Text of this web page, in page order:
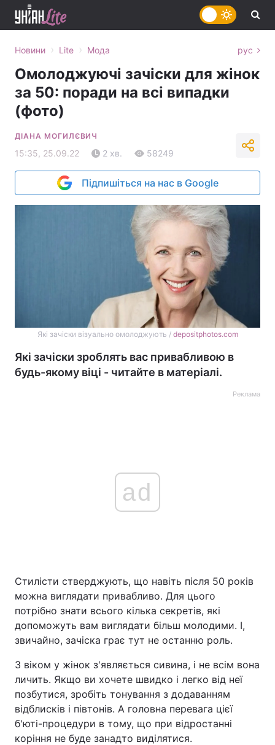
Головна Війна
Україна Політика
Спорт Наука
Техно і зв'язок Лайт
Зброя Інциденти
Новини › Lite › Мода рус
Омолоджуючі зачіски для жінок
за 50: поради на всі випадки
(фото)
ДІАНА МОГИЛЄВИЧ
15:35, 25.09.22 2 хв. 58249
Підпишіться на нас в Google
Які зачіски візуально омолоджують / depositphotos.com
Які зачіски зроблять вас привабливою в
будь-якому віці - читайте в матеріалі.
Реклама
ad
Стилісти стверджують, що навіть після 50 років
можна виглядати привабливо. Для цього
потрібно знати всього кілька секретів, які
допоможуть вам виглядати більш молодими. І,
звичайно, зачіска грає тут не останню роль.
З віком у жінок з'являється сивина, і не всім вона
личить. Якщо ви хочете швидко і легко від неї
позбутися, зробіть тонування з додаванням
відблисків і півтонів. А головна перевага цієї
б'юті-процедури в тому, що при відростанні
коріння не буде занадто виділятися.